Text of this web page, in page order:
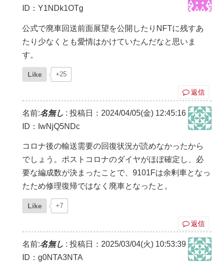
ID：Y1NDk1OTg
公式で廃車回送前面展望を公開したりNFTに残すあ
たり少なくとも愛情はかけていたんだなと思いま
す。
Like +25
返信
名前:名無し : 投稿日：2024/04/05(金) 12:45:16
ID：IwNjQ5NDc
コロナ後の輸送需要の回復状況が読めなかったから
でしょう。ポストコロナのダイヤがほぼ確定し、必
要な編成数が決まったことで、9101Fは余剰車となっ
たため修理復帰ではなく廃車となったと。
Like +7
返信
名前:名無し : 投稿日：2025/03/04(火) 10:53:39
ID：g0NTA3NTA